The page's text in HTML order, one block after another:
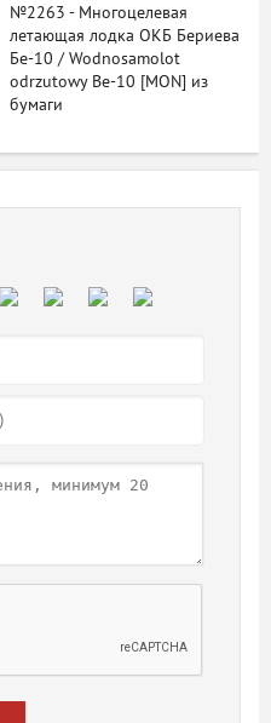
№2263 - Многоцелевая
летающая лодка ОКБ Бериева
Бе-10 / Wodnosamolot
odrzutowy Be-10 [MON] из
бумаги